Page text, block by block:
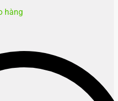
hàng